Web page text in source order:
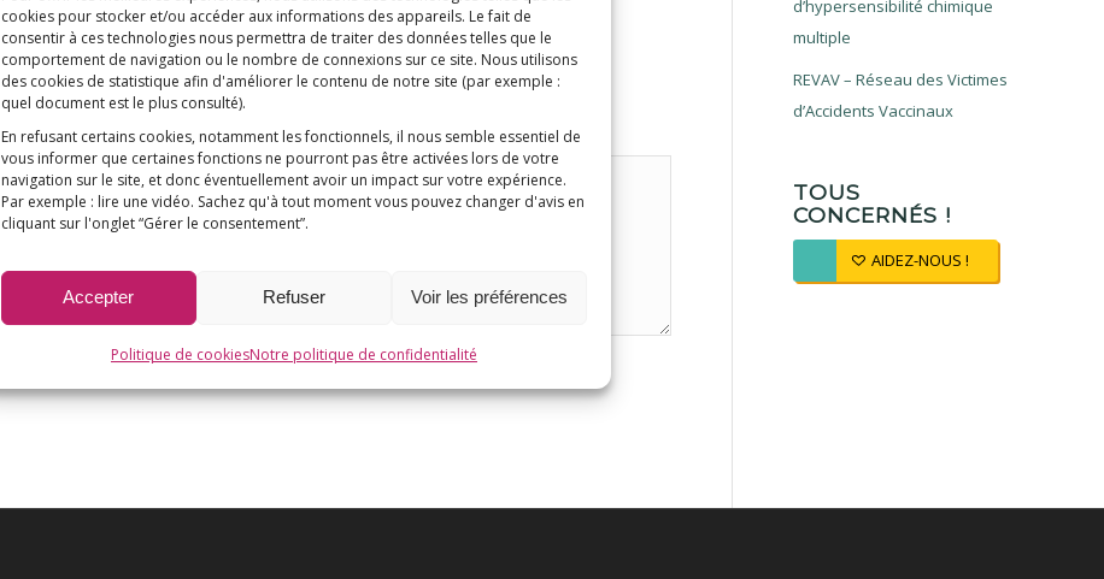
cookies pour stocker et/ou accéder aux informations des appareils. Le fait de
consentir à ces technologies nous permettra de traiter des données telles que le
comportement de navigation ou le nombre de connexions sur ce site. Nous utilisons
des cookies de statistique afin d'améliorer le contenu de notre site (par exemple :
quel document est le plus consulté).
En refusant certains cookies, notamment les fonctionnels, il nous semble essentiel de
vous informer que certaines fonctions ne pourront pas être activées lors de votre
navigation sur le site, et donc éventuellement avoir un impact sur votre expérience.
Par exemple : lire une vidéo. Sachez qu'à tout moment vous pouvez changer d'avis en
cliquant sur l'onglet “Gérer le consentement”.
Accepter Refuser Voir les préférences
Politique de cookiesNotre politique de confidentialité
d’hypersensibilité chimique
multiple
REVAV – Réseau des Victimes
d’Accidents Vaccinaux
TOUS
CONCERNÉS !
AIDEZ-NOUS !